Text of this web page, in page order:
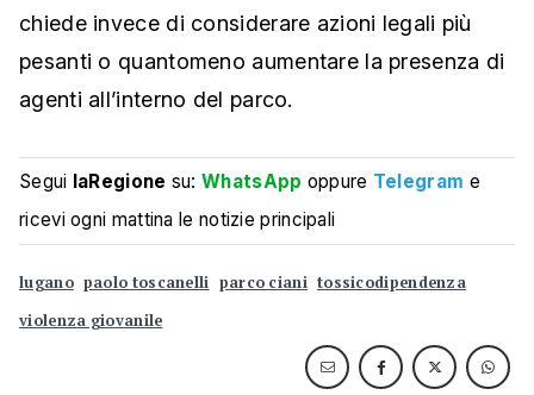
chiede invece di considerare azioni legali più
pesanti o quantomeno aumentare la presenza di
agenti all’interno del parco.
Segui laRegione su:WhatsApp oppure Telegram e
ricevi ogni mattina le notizie principali
lugano paolo toscanelli parco ciani tossicodipendenza
violenza giovanile